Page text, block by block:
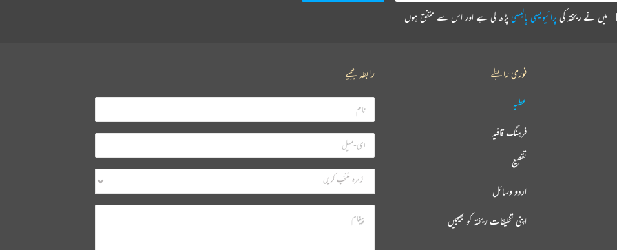
میں نے ریختہ کی پرائیویسی پالیسی پڑھ لی ہے اور اس سے متفق ہوں
فوری رابطے
عطیہ
فرہنگ قافیہ
تقطیع
اردو وسائل
اپنی تخلیقات ریختہ کو بھیجیں
رابطہ کیجیے